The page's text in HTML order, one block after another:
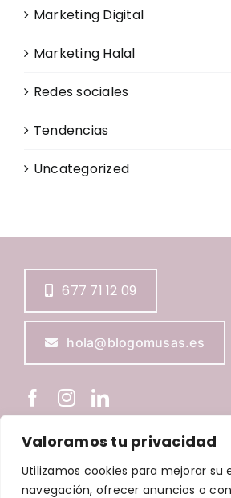
Valoramos tu privacidad
Utilizamos cookies para mejorar su
navegación, ofrecer anuncios o
Marketing Digital
Marketing Halal
Redes sociales
Tendencias
Uncategorized
677 71 12 09
hola@blogomusas.es
BLOGOMUSAS © Copyright2026 |
Privacidad| Política de Cookies|